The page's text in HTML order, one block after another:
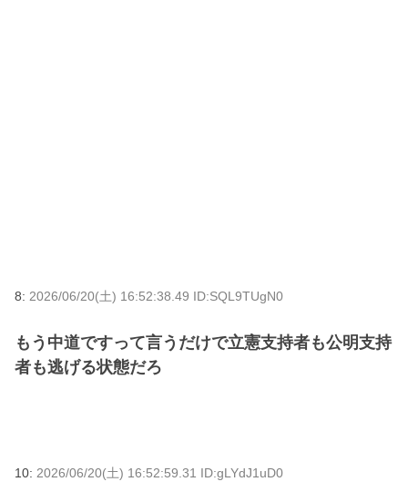
8: 2026/06/20(土) 16:52:38.49 ID:SQL9TUgN0
もう中道ですって言うだけで立憲支持者も公明支持
者も逃げる状態だろ
10: 2026/06/20(土) 16:52:59.31 ID:gLYdJ1uD0